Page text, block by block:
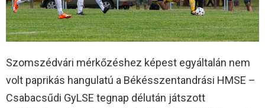
Szomszédvári mérkőzéshez képest egyáltalán nem
volt paprikás hangulatú a Békésszentandrási HMSE –
Csabacsűdi GyLSE tegnap délután játszott